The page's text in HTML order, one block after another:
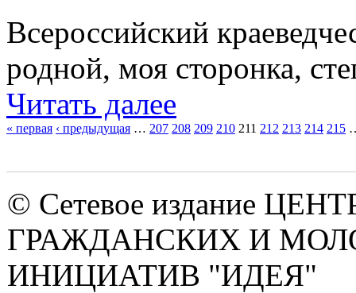
Всероссийский
родной, моя сторонка,
Читать далее
« первая ‹ предыдущая … 207 208 209 210 211 212 213 214 215
© Сетевое издание
ГРАЖДАНСКИХ И
ИНИЦИАТИВ "ИДЕЯ"